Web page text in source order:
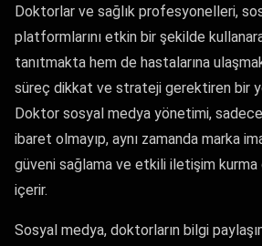
Doktorlar ve sağlık profesyonelleri,
platformlarını etkin bir şekilde
tanıtmakta hem de hastalarına
süreç dikkat ve strateji gerektiren bir
Doktor sosyal medya yönetimi, sadece
ibaret olmayıp, aynı zamanda marka
güveni sağlama ve etkili iletişim kurma
içerir.
Sosyal medya, doktorların bilgi